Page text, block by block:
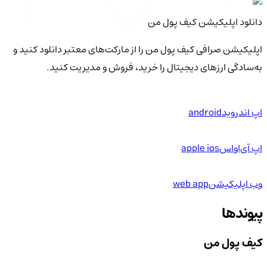
دانلود اپلیکیشن کیف‌ پول من
اپلیکیشن صرافی کیف پول من را از مارکت‌های معتبر دانلود کنید و
به‌سادگی ارزهای دیجیتال را خرید، فروش و مدیریت کنید.
اپ اندرویدandroid
اپ آی‌او‌اسapple ios
وب اپلیکیشنweb app
پیوندها
کیف پول من